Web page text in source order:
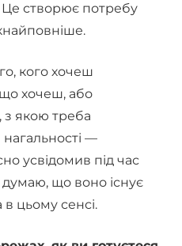
створює потребу
кого хочеш
що хочеш, або
з якою треба
—
усвідомив під час
що воно існує
в цьому сенсі.